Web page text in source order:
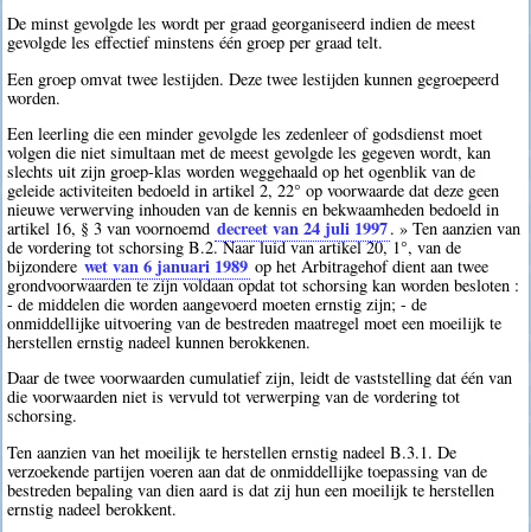
De minst gevolgde les wordt per graad georganiseerd indien de meest
gevolgde les effectief minstens één groep per graad telt.
Een groep omvat twee lestijden. Deze twee lestijden kunnen gegroepeerd
worden.
Een leerling die een minder gevolgde les zedenleer of godsdienst moet
volgen die niet simultaan met de meest gevolgde les gegeven wordt, kan
slechts uit zijn groep-klas worden weggehaald op het ogenblik van de
geleide activiteiten bedoeld in artikel 2, 22° op voorwaarde dat deze geen
nieuwe verwerving inhouden van de kennis en bekwaamheden bedoeld in
artikel 16, § 3 van voornoemd decreet van 24 juli 1997. » Ten aanzien van
de vordering tot schorsing B.2. Naar luid van artikel 20, 1°, van de
bijzondere wet van 6 januari 1989 op het Arbitragehof dient aan twee
grondvoorwaarden te zijn voldaan opdat tot schorsing kan worden besloten :
- de middelen die worden aangevoerd moeten ernstig zijn; - de
onmiddellijke uitvoering van de bestreden maatregel moet een moeilijk te
herstellen ernstig nadeel kunnen berokkenen.
Daar de twee voorwaarden cumulatief zijn, leidt de vaststelling dat één van
die voorwaarden niet is vervuld tot verwerping van de vordering tot
schorsing.
Ten aanzien van het moeilijk te herstellen ernstig nadeel B.3.1. De
verzoekende partijen voeren aan dat de onmiddellijke toepassing van de
bestreden bepaling van dien aard is dat zij hun een moeilijk te herstellen
ernstig nadeel berokkent.